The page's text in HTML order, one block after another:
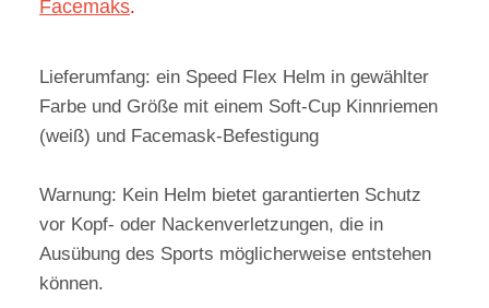
Farbe und Größe mit einem Soft-Cup Kinnriemen
(weiß) und Facemask-Befestigung
vor Kopf- oder Nackenverletzungen, die in
Ausübung des Sports möglicherweise entstehen
können.